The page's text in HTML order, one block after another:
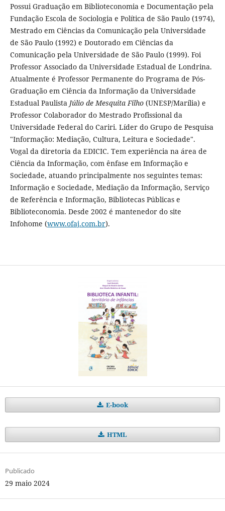
Possui Graduação em Biblioteconomia e Documentação pela
Fundação Escola de Sociologia e Política de São Paulo (1974),
Mestrado em Ciências da Comunicação pela Universidade
de São Paulo (1992) e Doutorado em Ciências da
Comunicação pela Universidade de São Paulo (1999). Foi
Professor Associado da Universidade Estadual de Londrina.
Atualmente é Professor Permanente do Programa de Pós-
Graduação em Ciência da Informação da Universidade
Estadual Paulista Júlio de Mesquita Filho(UNESP/Marília) e
Professor Colaborador do Mestrado Profissional da
Universidade Federal do Cariri. Líder do Grupo de Pesquisa
"Informação: Mediação, Cultura, Leitura e Sociedade".
Vogal da diretoria da EDICIC. Tem experiência na área de
Ciência da Informação, com ênfase em Informação e
Sociedade, atuando principalmente nos seguintes temas:
Informação e Sociedade, Mediação da Informação, Serviço
de Referência e Informação, Bibliotecas Públicas e
Biblioteconomia. Desde 2002 é mantenedor do site
Infohome (www.ofaj.com.br).
E-book
HTML
Publicado
29 maio 2024